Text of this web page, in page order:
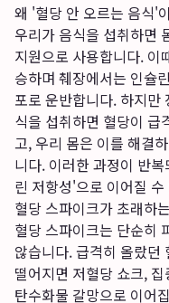
왜 '혈당 안 오르는 음식'
우리가 음식을 섭취하면
지원으로 사용합니다. 이
승하며 췌장에서는 인슐
포로 운반합니다. 하지만
식을 섭취하면 혈당이
고, 우리 몸은 이를 해결
니다. 이러한 과정이 반
린 저항성'으로 이어질
혈당 스파이크가 초래하
혈당 스파이크는 단순히
않습니다. 급격히 올랐던
떨어지면 저혈당 쇼크,
탄수화물 갈망으로 이어